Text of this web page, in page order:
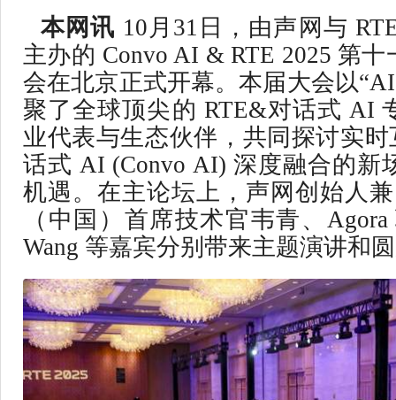
本网讯 10月31日，由声网与
主办的 Convo AI & RTE 2025 第
会在北京正式开幕。本届大会以
聚了全球顶尖的 RTE&对话式 AI
业代表与生态伙伴，共同探讨实时
话式 AI (Convo AI) 深度融合的新
机遇。在主论坛上，声网创始人
（中国）首席技术官韦青、
Wang 等嘉宾分别带来主题演讲和